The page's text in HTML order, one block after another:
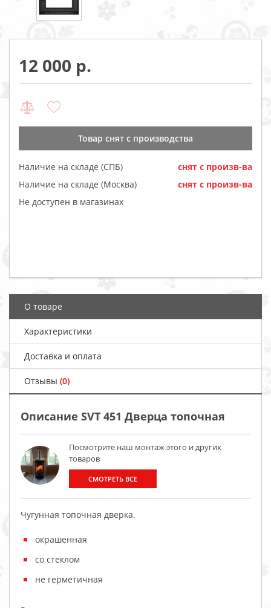
12 000
Товар cнят с производства
Наличие на складе (СПБ)
cнят с произв-ва
Наличие на складе (Москва)
cнят с произв-ва
Не доступен в магазинах
О товаре
Характеристики
Доставка и оплата
Отзывы (0)
Описание SVT 451 Дверца топочная
Посмотрите наш монтаж этого и других
товаров
СМОТРЕТЬ ВСЕ
Чугунная топочная дверка.
окрашенная
со стеклом
не герметичная